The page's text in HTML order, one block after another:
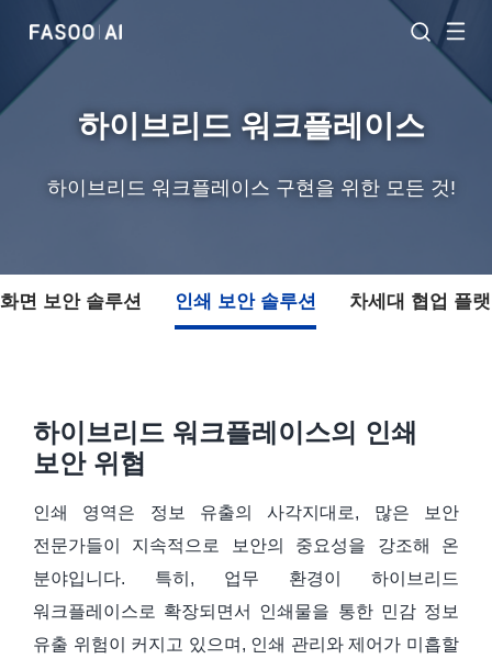
하이브리드 워크플레이스
하이브리드 워크플레이스 구현을 위한 모든 것!
화면 보안 솔루션 인쇄 보안 솔루션 차세대 협업 플
하이브리드 워크플레이스의 인쇄
보안 위협
인쇄 영역은 정보 유출의 사각지대로, 많은 보안
전문가들이 지속적으로 보안의 중요성을 강조해 온
분야입니다. 특히, 업무 환경이 하이브리드
워크플레이스로 확장되면서 인쇄물을 통한 민감 정보
유출 위험이 커지고 있으며, 인쇄 관리와 제어가 미흡할